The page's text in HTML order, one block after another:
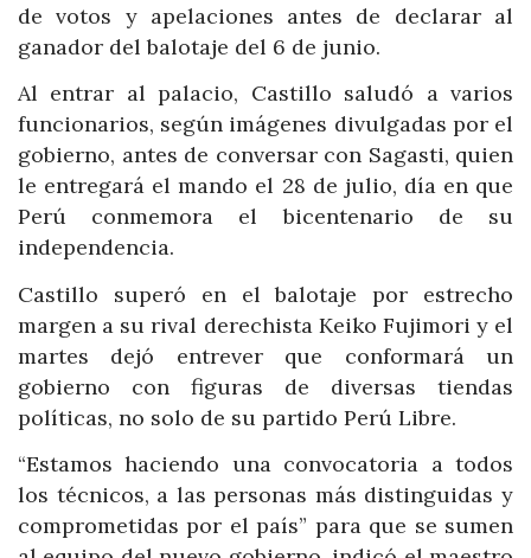
de votos y apelaciones antes de declarar al
ganador del balotaje del 6 de junio.
Al entrar al palacio, Castillo saludó a varios
funcionarios, según imágenes divulgadas por el
gobierno, antes de conversar con Sagasti, quien
le entregará el mando el 28 de julio, día en que
Perú conmemora el bicentenario de su
independencia.
Castillo superó en el balotaje por estrecho
margen a su rival derechista Keiko Fujimori y el
martes dejó entrever que conformará un
gobierno con figuras de diversas tiendas
políticas, no solo de su partido Perú Libre.
“Estamos haciendo una convocatoria a todos
los técnicos, a las personas más distinguidas y
comprometidas por el país” para que se sumen